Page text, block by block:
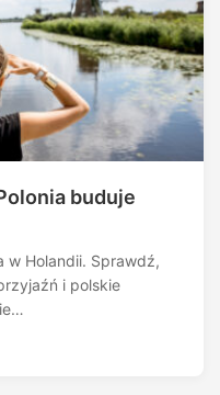
buduje
w Holandii. Sprawdź,
i polskie